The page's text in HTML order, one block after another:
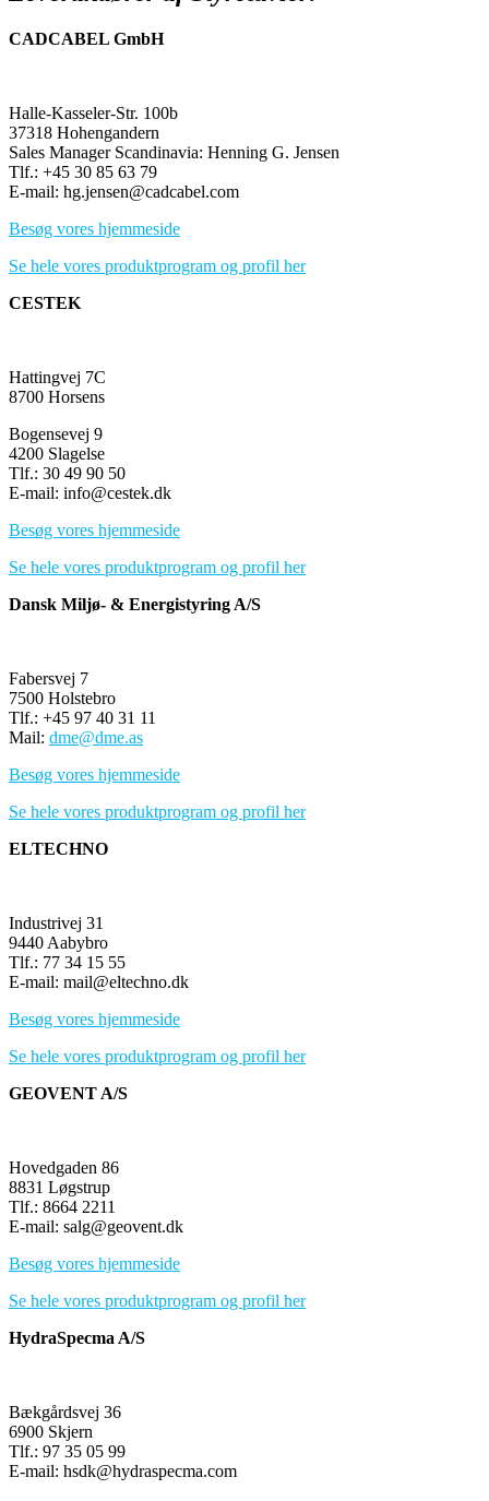
CADCABEL GmbH
Halle-Kasseler-Str. 100b
37318 Hohengandern
Sales Manager Scandinavia: Henning G. Jensen
Tlf.: +45 30 85 63 79
E-mail: hg.jensen@cadcabel.com
Besøg vores hjemmeside
Se hele vores produktprogram og profil her
CESTEK
Hattingvej 7C
8700 Horsens
Bogensevej 9
4200 Slagelse
Tlf.: 30 49 90 50
E-mail: info@cestek.dk
Besøg vores hjemmeside
Se hele vores produktprogram og profil her
Dansk Miljø- & Energistyring A/S
Fabersvej 7
7500 Holstebro
Tlf.: +45 97 40 31 11
Mail: dme@dme.as
Besøg vores hjemmeside
Se hele vores produktprogram og profil her
ELTECHNO
Industrivej 31
9440 Aabybro
Tlf.: 77 34 15 55
E-mail: mail@eltechno.dk
Besøg vores hjemmeside
Se hele vores produktprogram og profil her
GEOVENT A/S
Hovedgaden 86
8831 Løgstrup
Tlf.: 8664 2211
E-mail: salg@geovent.dk
Besøg vores hjemmeside
Se hele vores produktprogram og profil her
HydraSpecma A/S
Bækgårdsvej 36
6900 Skjern
Tlf.: 97 35 05 99
E-mail: hsdk@hydraspecma.com